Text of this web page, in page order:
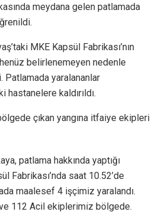
meydana gelen patlamada
MKE Kapsül Fabrikası’nın
belirlenemeyen nedenle
Patlamada yaralananlar
kaldırıldı.
çıkan yangına itfaiye ekipleri
patlama hakkında yaptığı
Fabrikası’nda saat 10.52’de
maalesef 4 işçimiz yaralandı.
112 Acil ekiplerimiz bölgede.